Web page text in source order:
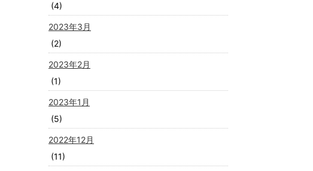
(4)
2023年3月
(2)
2023年2月
(1)
2023年1月
(5)
2022年12月
(11)